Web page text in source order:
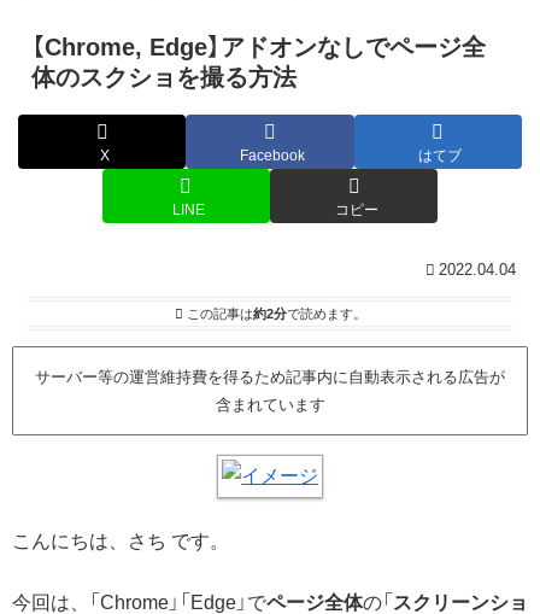
【Chrome, Edge】アドオンなしでページ全
体のスクショを撮る方法
X Facebook はてブ
LINE コピー
2022.04.04
この記事は約2分で読めます。
サーバー等の運営維持費を得るため記事内に自動表示される広告が
含まれています
こんにちは、さち です。
今回は、「Chrome」「Edge」でページ全体の「 スクリーンショ